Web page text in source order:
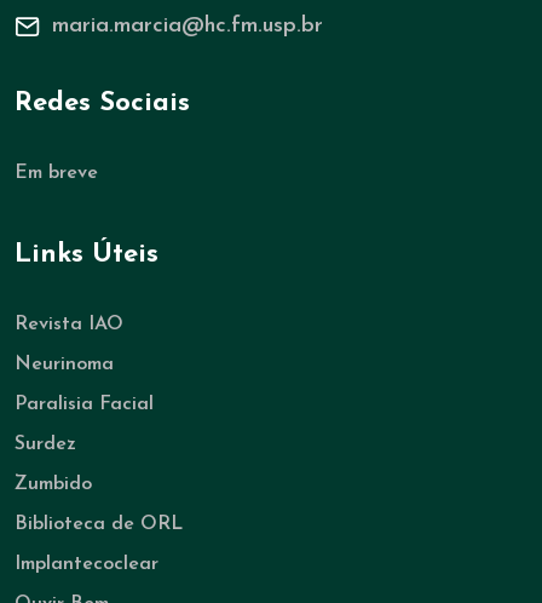
maria.marcia@hc.fm.usp.br
Redes Sociais
Em breve
Links Úteis
Revista IAO
Neurinoma
Paralisia Facial
Surdez
Zumbido
Biblioteca de ORL
Implantecoclear